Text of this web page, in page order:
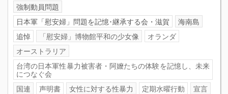
強制動員問題
日本軍「慰安婦」問題を記憶･継承する会・滋賀
海南島
追悼
「慰安婦」博物館平和の少女像
オランダ
オーストラリア
台湾の日本軍性暴力被害者・阿嬤たちの体験を記憶し、未来
につなぐ会
国連
声明書 女性に対する性暴力 定期水曜行動
宣言